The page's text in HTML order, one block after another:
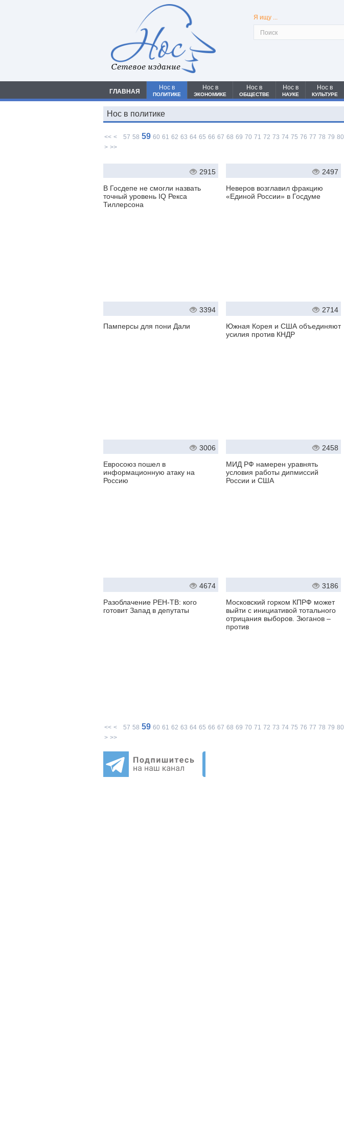
Сетевое издание
Я ищу ...
ГЛАВНАЯ
Нос в
ПОЛИТИКЕ
Нос в
ЭКОНОМИКЕ
Нос в
ОБЩЕСТВЕ
Нос в
НАУКЕ
Нос в
КУЛЬТУРЕ
Нос в политике
<< < 57 58 59 60 61 62 63 64 65 66 67 68 69 70 71 72 73 74 75 76 77 78 79 80
> >>
2915
В Госдепе не смогли назвать
точный уровень IQ Рекса
Тиллерсона
2497
Неверов возглавил фракцию
«Единой России» в Госдуме
3394
Памперсы для пони Дали
2714
Южная Корея и США объединяют
усилия против КНДР
3006
Евросоюз пошел в
информационную атаку на
Россию
2458
МИД РФ намерен уравнять
условия работы дипмиссий
России и США
4674
Разоблачение РЕН-ТВ: кого
готовит Запад в депутаты
3186
Московский горком КПРФ может
выйти с инициативой тотального
отрицания выборов. Зюганов –
против
<< < 57 58 59 60 61 62 63 64 65 66 67 68 69 70 71 72 73 74 75 76 77 78 79 80
> >>